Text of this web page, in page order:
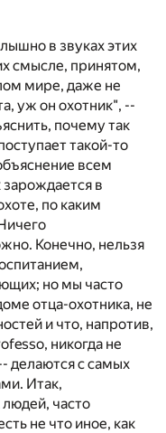
в звуках этих
смысле, принятом,
мире, даже не
уж он охотник", --
почему так
такой-то
всем
зарождается в
по каким
Конечно, нельзя
но мы часто
отца-охотника, не
и что, напротив,
никогда не
делаются с самых
Итак,
часто
не что иное, как